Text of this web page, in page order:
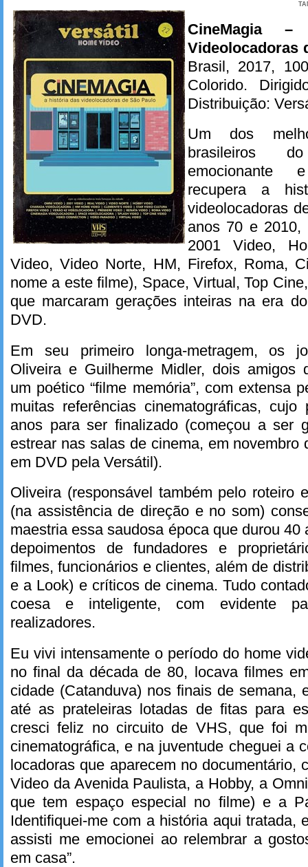
CineMagia
Videolocadoras
Brasil, 2017,
Colorido.
Distribuição:
Um dos
brasileiros
emocionante
recupera a
videolocadoras
anos 70 e 2010,
2001 Video,
Video, Video Norte, HM, Firefox, Roma,
nome a este filme), Space, Virtual, Top
que marcaram gerações inteiras na era
DVD.
Em seu primeiro longa-metragem, os
Oliveira e Guilherme Midler, dois amigos
um poético “filme memória”, com extensa
muitas referências cinematográficas, cujo
anos para ser finalizado (começou a ser
estrear nas salas de cinema, em novembro
em DVD pela Versátil).
Oliveira (responsável também pelo roteiro
(na assistência de direção e no som)
maestria essa saudosa época que durou 40
depoimentos de fundadores e
filmes, funcionários e clientes, além de
e a Look) e críticos de cinema. Tudo
coesa e inteligente, com evidente
realizadores.
Eu vivi intensamente o período do home
no final da década de 80, locava filmes
cidade (Catanduva) nos finais de semana,
até as prateleiras lotadas de fitas para
cresci feliz no circuito de VHS, que foi
cinematográfica, e na juventude cheguei a
locadoras que aparecem no documentário,
Video da Avenida Paulista, a Hobby, a
que tem espaço especial no filme) e a
Identifiquei-me com a história aqui tratada,
assisti me emocionei ao relembrar a
em casa”.